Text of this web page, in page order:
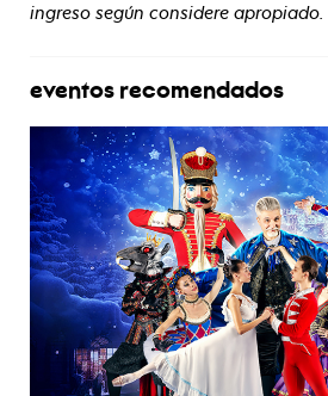
ingreso según considere apropiado.
eventos recomendados